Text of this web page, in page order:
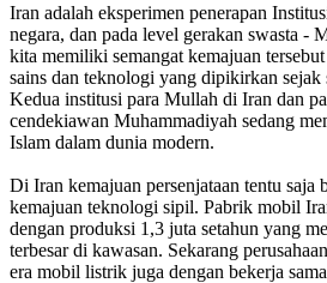
Iran adalah eksperimen penerapan
negara, dan pada level gerakan swasta -
kita memiliki semangat kemajuan
sains dan teknologi yang dipikirkan sejak
Kedua institusi para Mullah di Iran dan
cendekiawan Muhammadiyah sedang
Islam dalam dunia modern.
Di Iran kemajuan persenjataan tentu saja
kemajuan teknologi sipil. Pabrik mobil
dengan produksi 1,3 juta setahun yang
terbesar di kawasan. Sekarang
era mobil listrik juga dengan bekerja